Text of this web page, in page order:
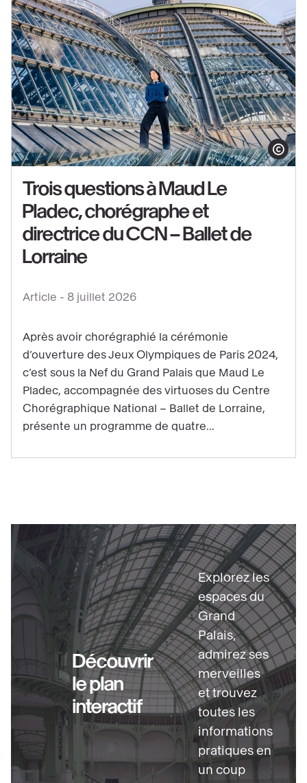
Voir
questions
Maud
Le
Pladec,
chorégraphe
–
Ballet
Afficher le
Trois questions à Maud Le
Pladec, chorégraphe et
directrice du CCN – Ballet de
Lorraine
Article - 8 juillet 2026
Après avoir chorégraphié la cérémonie
d’ouverture des Jeux Olympiques de Paris 2024,
c’est sous la Nef du Grand Palais que Maud Le
Pladec, accompagnée des virtuoses du Centre
Chorégraphique National – Ballet de Lorraine,
présente un programme de quatre...
Découvrir
Découvrir
le plan
interactif
Explorez les
espaces du
Grand
Palais,
admirez ses
merveilles
et trouvez
toutes les
informations
pratiques en
un coup